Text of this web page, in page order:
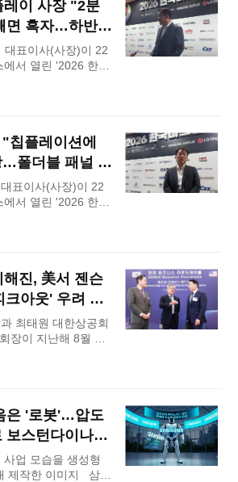
발표한 충청권 대
획대로 차질 없이 추
다." 이청 삼성디스플레이
레이 사장 "2분
면 흑자…하반기
"
대표이사(사장)이 22
서 열린 '2026 한국
'에서 기자들과 만나
다. 본격적인 성수
는 상반기 대비 실적
사업 반등에 대한
칩플레이션에
폴더블 패널 자
표이사(사장)이 22
서 열린 '2026 한국
'에서 기자들과 만나
전망했다. 글로벌
추격 속에서도 폴
기술을 앞세워 시장
해진, 美서 젠슨
아웃' 우려 씻
최태원 대한상공회
장이 지난해 8월 미
텔에서 열린 한미 비
셉션에서 젠슨 황
장이 미국 실리콘밸
아 최고경영자
. 글로벌 인공지능
은 '로봇'…압도
보스턴다이나믹
업 모습을 생성형
한 이미지 삼성